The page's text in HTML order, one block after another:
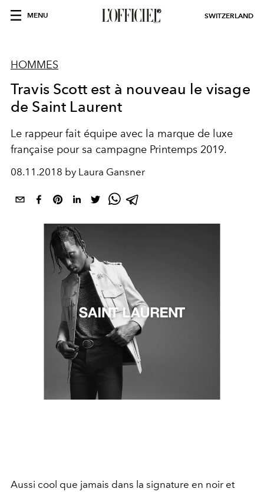
MENU SWITZERLAND
HOMMES
Travis Scott est à nouveau le visage
de Saint Laurent
Le rappeur fait équipe avec la marque de luxe
française pour sa campagne Printemps 2019.
08.11.2018 by Laura Gansner
Aussi cool que jamais dans la signature en noir et